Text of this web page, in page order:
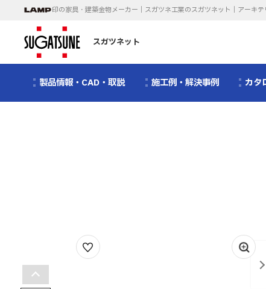
印の家具・建築金物メーカー｜スガツネ工業のスガツネット｜アーキ
スガツネット
製品情報・CAD・取説 施工例・解決事例 カタ